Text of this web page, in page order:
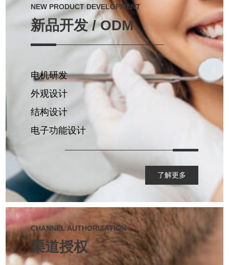
NEW PRODUCT DEVELOPMENT
新品开发 / ODM
电机研发
外观设计
结构设计
电子功能设计
了解更多
CHANNEL AUTHORIZATION
渠道授权